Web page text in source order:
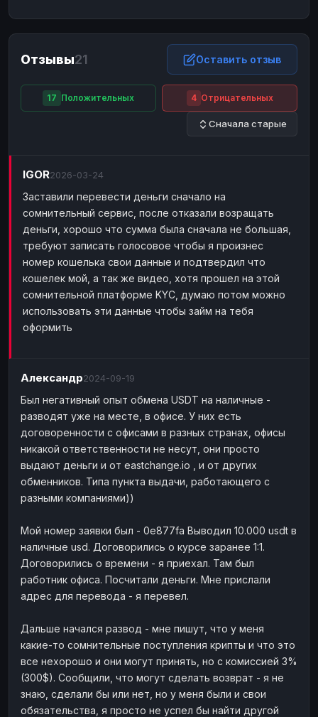
Binance Binance
ИНТЕРНЕТ БАНКИНГ
ВТБ
Т-Банк RUB
СБЕР RUB
Альфа-Банк RUB
Т-Банк
ДЕНЕЖНЫЕ ПЕРЕВОДЫ
ЗК USD
WU USD
ЗК
WU
НАЛИЧНЫЕ ДЕНЬГИ
Наличные RUB
Наличные
Наличные
Отзывы21 Оставить отзыв
17 Положительных 4 Отрицательных
Сначала старые
IGOR2026-03-24
Заставили перевести деньги сначало на
сомнительный сервис, после отказали возращать
деньги, хорошо что сумма была сначала не большая,
требуют записать голосовое чтобы я произнес
номер кошелька свои данные и подтвердил что
кошелек мой, а так же видео, хотя прошел на этой
сомнительной платформе KYC, думаю потом можно
использовать эти данные чтобы займ на тебя
оформить
Александр2024-09-19
Был негативный опыт обмена USDT на наличные -
разводят уже на месте, в офисе. У них есть
договоренности с офисами в разных странах, офисы
никакой ответственности не несут, они просто
выдают деньги и от eastchange.io , и от других
обменников. Типа пункта выдачи, работающего с
разными компаниями))
Мой номер заявки был - 0e877fa Выводил 10.000 usdt в
наличные usd. Договорились о курсе заранее 1:1.
Договорились о времени - я приехал. Там был
работник офиса. Посчитали деньги. Мне прислали
адрес для перевода - я перевел.
Дальше начался развод - мне пишут, что у меня
какие-то сомнительные поступления крипты и что это
все нехорошо и они могут принять, но с комиссией 3%
(300$). Сообщили, что могут сделать возврат - я не
знаю, сделали бы или нет, но у меня были и свои
обязательства, я просто не успел бы найти другой